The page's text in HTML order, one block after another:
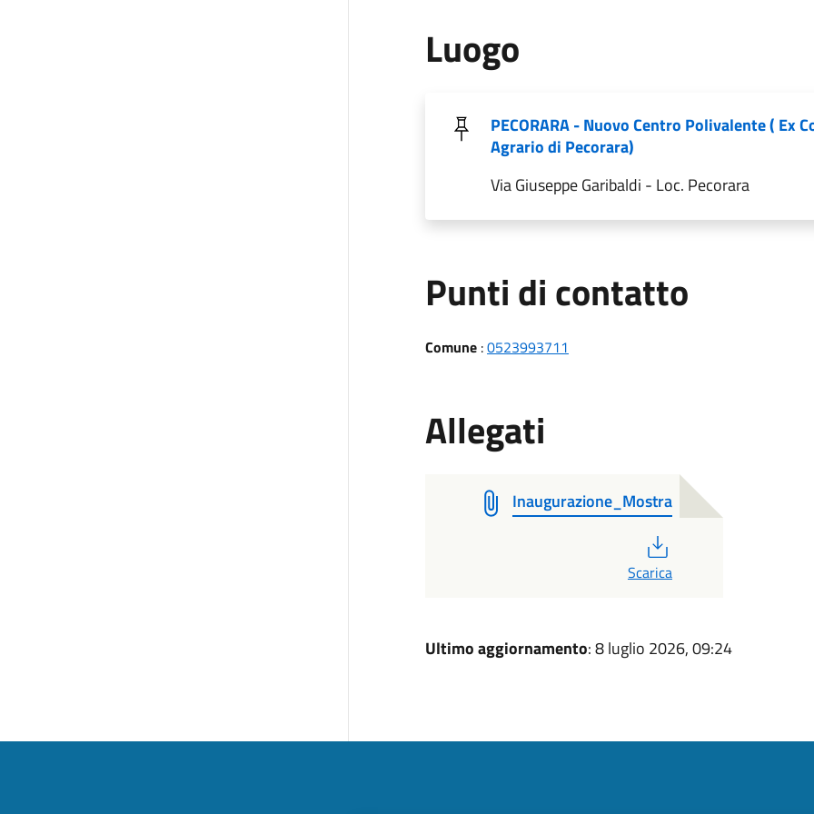
Luogo
PECORARA - Nuovo Centro Polivalente ( Ex
Agrario di Pecorara)
Via Giuseppe Garibaldi - Loc. Pecorara
Punti di contatto
Comune:0523993711
Allegati
Inaugurazione_Mostra
Scarica
Ultimo aggiornamento: 8 luglio 2026, 09:24